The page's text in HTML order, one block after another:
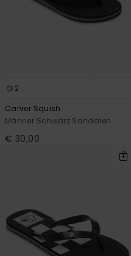
2
Carver Squish
Männer Schwarz Sandalen
€ 30,00